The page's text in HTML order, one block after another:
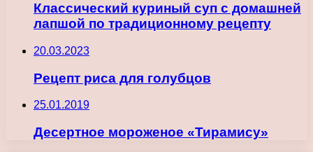
Классический куриный суп с домашней
лапшой по традиционному рецепту
20.03.2023
Рецепт риса для голубцов
25.01.2019
Десертное мороженое «Тирамису»